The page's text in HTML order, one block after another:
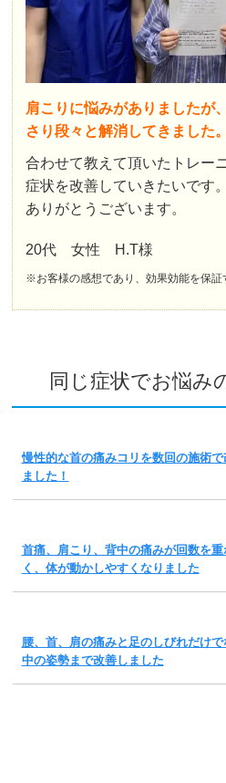
肩こりに悩みがありましたが
さり段々と解消してきました。
合わせて教えて頂いたトレー
症状を改善していきたいです。
ありがとうございます。
20代 女性 H.T様
※お客様の感想であり、効果効能を保証
同じ症状でお悩み
慢性的な首の痛みコリを数回の施術で
ました！
首痛、肩こり、背中の痛みが回数を
く、体が動かしやすくなりました
腰、首、肩の痛みと足のしびれだけ
中の姿勢まで改善しました